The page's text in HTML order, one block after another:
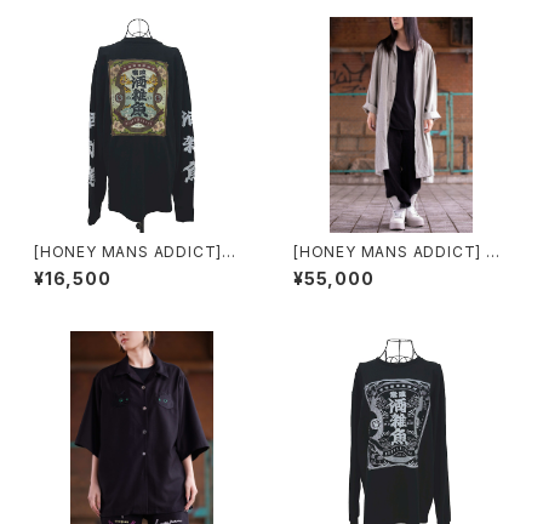
[HONEY MANS ADDICT]酒
雑魚ロングスリーブTシャツ（カ
ラー）
¥16,500
[HONEY MANS ADDICT] ロ
ングシャツ
¥55,000